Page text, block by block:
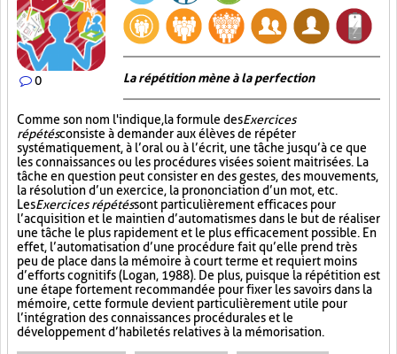
0 La répétition mène à la perfection
Comme son nom l'indique, la formule desExercices
répétésconsiste à demander aux élèves de répéter
systématiquement, à l’oral ou à l’écrit, une tâche jusqu’à ce que
les connaissances ou les procédures visées soient maitrisées. La
tâche en question peut consister en des gestes, des mouvements,
la résolution d’un exercice, la prononciation d’un mot, etc.
LesExercices répétéssont particulièrement efficaces pour
l’acquisition et le maintien d’automatismes dans le but de réaliser
une tâche le plus rapidement et le plus efficacement possible. En
effet, l’automatisation d’une procédure fait qu’elle prend très
peu de place dans la mémoire à court terme et requiert moins
d’efforts cognitifs (Logan, 1988). De plus, puisque la répétition est
une étape fortement recommandée pour fixer les savoirs dans la
mémoire, cette formule devient particulièrement utile pour
l’intégration des connaissances procédurales et le
développement d’habiletés relatives à la mémorisation.